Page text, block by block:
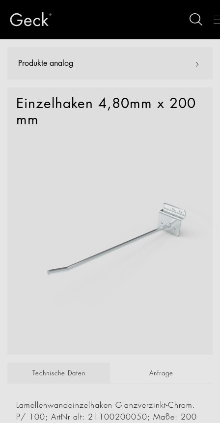
Produkte analog
Einzelhaken 4,80mm x 200
mm
Technische Daten Anfrage
Lamellenwandeinzelhaken Glanzverzinkt-Chrom.
P/ 100; ArtNr alt: 21100200050; Maße: 200